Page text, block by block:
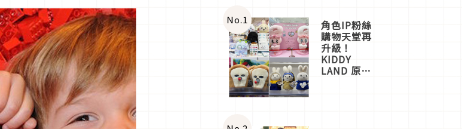
No.1 角色IP粉絲
購物天堂再
升級！
KIDDY
LAND 原宿